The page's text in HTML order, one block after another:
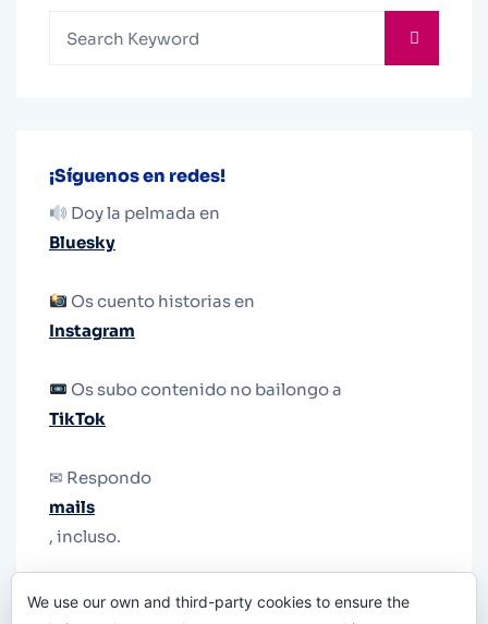
¡Síguenos en redes!
Doy la pelmada en
Bluesky
Os cuento historias en
Instagram
Os subo contenido no bailongo a
TikTok
✉ Respondo
mails
, incluso.
le quiten el teléfono.
We use our own and third-party cookies to ensure the